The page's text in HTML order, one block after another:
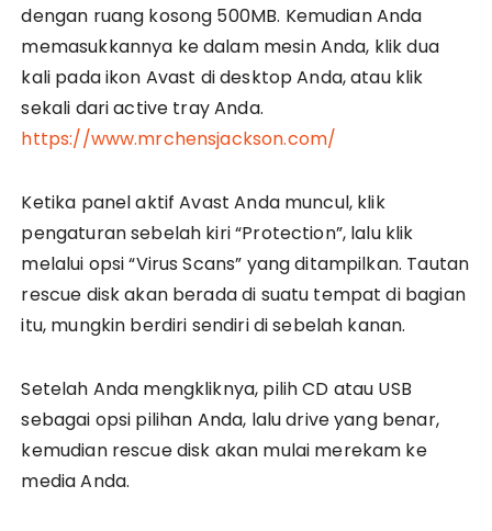
dengan ruang kosong 500MB. Kemudian Anda
memasukkannya ke dalam mesin Anda, klik dua
kali pada ikon Avast di desktop Anda, atau klik
sekali dari active tray Anda.
https://www.mrchensjackson.com/
Ketika panel aktif Avast Anda muncul, klik
pengaturan sebelah kiri “Protection”, lalu klik
melalui opsi “Virus Scans” yang ditampilkan. Tautan
rescue disk akan berada di suatu tempat di bagian
itu, mungkin berdiri sendiri di sebelah kanan.
Setelah Anda mengkliknya, pilih CD atau USB
sebagai opsi pilihan Anda, lalu drive yang benar,
kemudian rescue disk akan mulai merekam ke
media Anda.